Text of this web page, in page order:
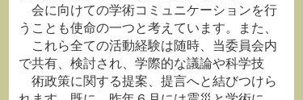
会に向けての学術コミュニケーションを行
うことも使命の一つと考えています。また、
これら全ての活動経験は随時、当委員会内
で共有、検討され、学際的な議論や科学技
術政策に関する提案、提言へと結びつけら